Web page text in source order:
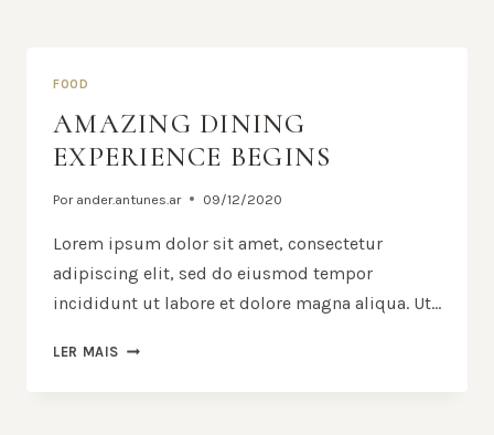
FOOD
AMAZING DINING
EXPERIENCE BEGINS
Por ander.antunes.ar 09/12/2020
Lorem ipsum dolor sit amet, consectetur
adipiscing elit, sed do eiusmod tempor
incididunt ut labore et dolore magna aliqua. Ut…
LER MAIS